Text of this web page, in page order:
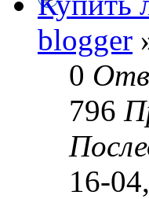
blogger
0
796
16-